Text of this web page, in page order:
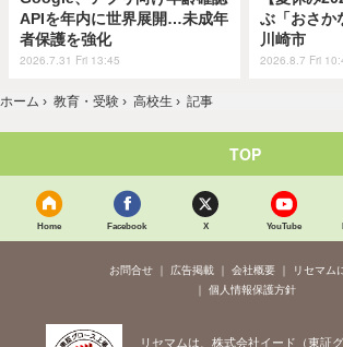
APIを年内に世界展開…未成年
者保護を強化
2026.7.31 Fri 13:45
ぶ「おさ
川崎市
2026.8.7 Fri
ホーム › 教育・受験 › 高校生 › 記事
TOP
Home Facebook X YouTube
お問合せ 広告掲載 会社概要
リセマム
個人情報保護方針
リセマムは、株式会社イード（東証